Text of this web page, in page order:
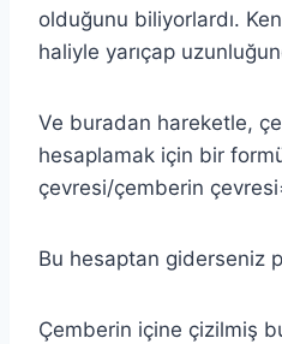
olduğunu biliyorlardı.
haliyle yarıçap
Ve buradan hareketle,
hesaplamak için bir
çevresi/çemberin
Bu hesaptan giderseniz
Çemberin içine çizilmiş